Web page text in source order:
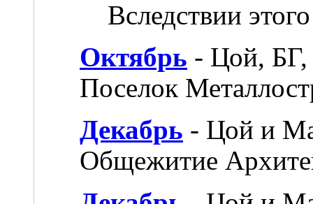
Вследствии
Октябрь - Цой, БГ,
Поселок
Декабрь - Цой и
Общежитие